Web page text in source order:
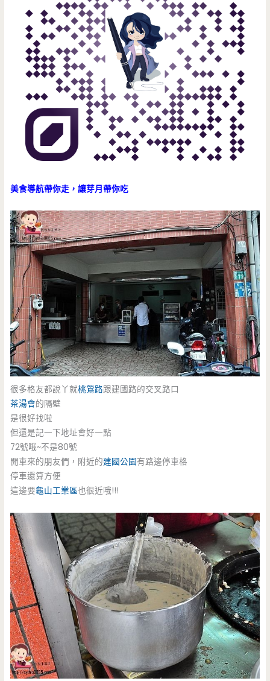
美食導航帶你走，讓芽月帶你吃
很多格友都說丫就桃鶯路跟建國路的交叉路口
茶湯會的隔壁
是很好找啦
但還是記一下地址會好一點
72號哦~不是80號
開車來的朋友們，附近的建國公園有路邊停車格
停車還算方便
這邊要龜山工業區也很近哦!!!